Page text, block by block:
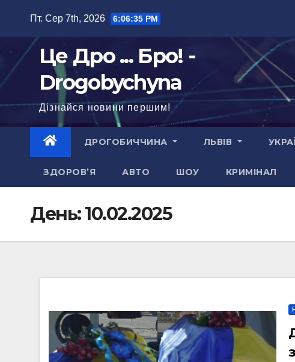
Пт. Сер 7th, 2026 6:06:36 PM
Це Дро ... Бро! -
Drogobychyna
Дізнайся новини першим!
ДРОГОБИЧЧИНА ЛЬВІВ
ЗДОРОВ’Я АВТО ШОУ КРИМІНАЛ
День:10.02.2025